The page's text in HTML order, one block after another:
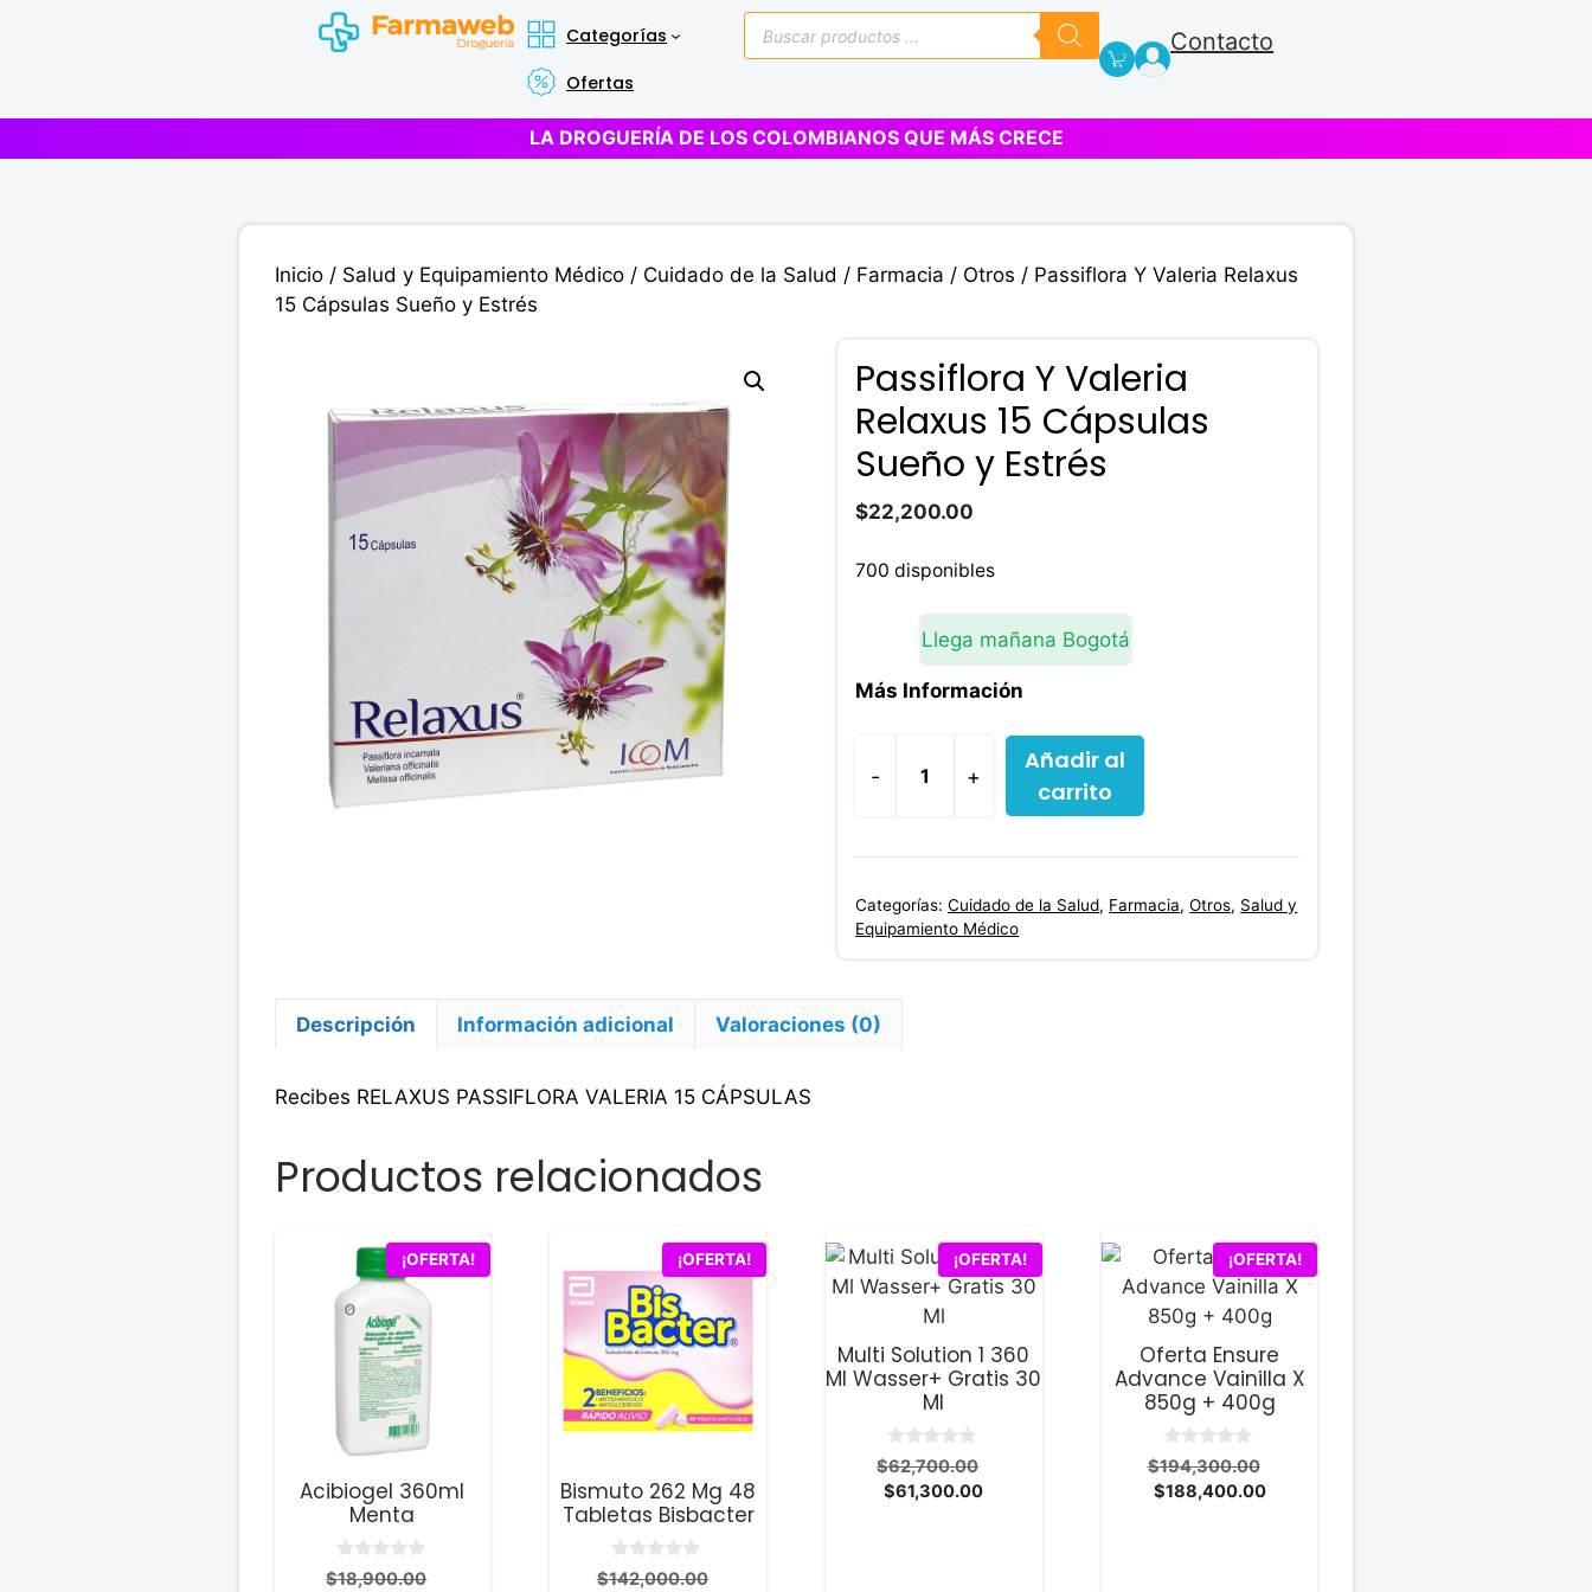
Categorías
Ofertas
Búsqueda
de
productos
Contacto
LA DROGUERÍA DE LOS COLOMBIANOS QUE MÁS CRECE
Inicio/ Salud y Equipamiento Médico/ Cuidado de la Salud / Farmacia / Otros / Passiflora Y Valeria Relaxus
15 Cápsulas Sueño y Estrés
Passiflora Y Valeria
Relaxus 15 Cápsulas
Sueño y Estrés
$22,200.00
700 disponibles
Llega mañana Bogotá
Más Información
-
Passiflora
Valeria
15
y
Estrés
+
Añadir al
carrito
Categorías:Cuidado de la Salud, Farmacia,Otros, Salud y
Equipamiento Médico
Descripción Información adicional Valoraciones (0)
Recibes RELAXUS PASSIFLORA VALERIA 15 CÁPSULAS
Productos relacionados
¡OFERTA!
Acibiogel 360ml
Menta
0
d
$18,900.00
¡OFERTA!
Bismuto 262 Mg 48
Tabletas Bisbacter
0
d
$142,000.00
¡OFERTA!
Multi Solution 1 360
Ml Wasser+ Gratis 30
Ml
0
d
e
$62,700.00
$61,300.00El
¡OFERTA!
Oferta Ensure
Advance Vainilla X
850g + 400g
0
d
e
$194,300.00
$188,400.00El